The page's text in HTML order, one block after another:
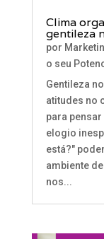
Clima
gentileza
por
o seu
Gentileza
atitudes no
para
elogio
está?"
ambiente
nos...